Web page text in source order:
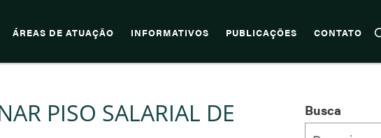
ÁREAS DE ATUAÇÃO INFORMATIVOS PUBLICAÇÕES CONTATO
PISO SALARIAL DE
Busca